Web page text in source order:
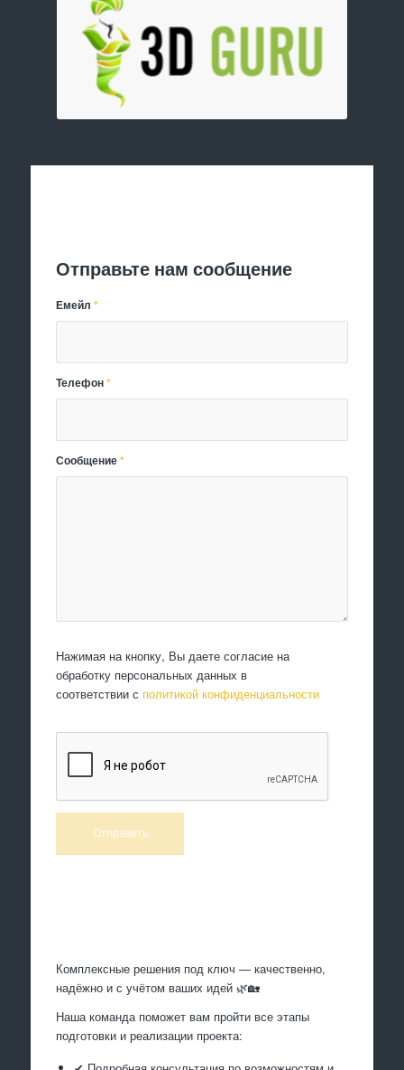
Отправьте нам сообщение
Емейл*
Телефон*
Сообщение*
Нажимая на кнопку, Вы даете согласие на
обработку персональных данных в
соответствии с политикой конфиденциальности
Комплексные решения под ключ — качественно,
надёжно и с учётом ваших идей 🌿🏡
Наша команда поможет вам пройти все этапы
подготовки и реализации проекта: